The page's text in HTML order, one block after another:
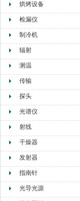
烘烤设备
检漏仪
制冷机
辐射
测温
传输
探头
光谱仪
射线
干燥器
发射器
指南针
光导光源